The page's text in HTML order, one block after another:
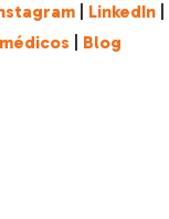
| LinkedIn|
Blog